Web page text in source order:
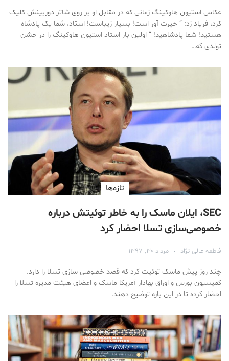
عکاس استیون هاوکینگ زمانی که در مقابل او بر روی شاتر دوربینش کلیک
کرد، فریاد زد: ” حیرت آور است! بسیار زیباست! استاد، شما یک پادشاه
هستید! شما پادشاهید! “ اولین بار استاد استیون هاوکینگ را در جشن
تولدی که…
تازه‌ها
SEC، ایلان ماسک را به خاطر توئیتش درباره
خصوصی‌سازی تسلا احضار کرد
فاطمه عالی نژاد مرداد ۳۰, ۱۳۹۷
چند روز پیش ماسک توئیت کرد که قصد خصوصی سازی تسلا را دارد.
کمیسیون بورس و اوراق بهادار آمریکا ماسک و اعضای هیئت مدیره تسلا را
احضار کرده تا در این باره توضیح دهند.